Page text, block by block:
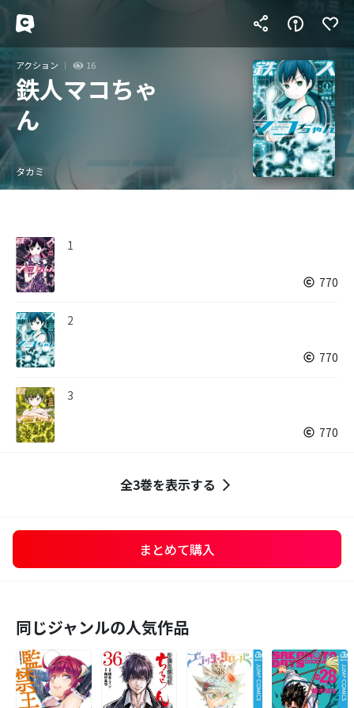
アクション 16
鉄人マコちゃ
ん
タカミ
1
770
2
770
3
770
全3巻を表示する
まとめて購入
同じジャンルの人気作品